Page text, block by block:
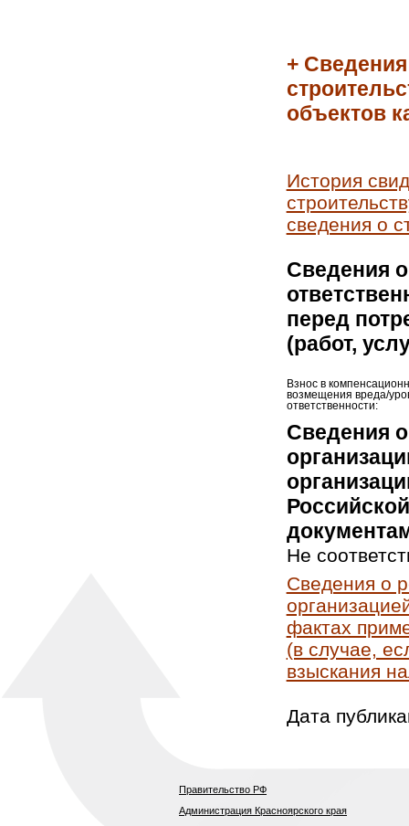
+
объектов
История
сведения о
Сведения
перед
(работ,
Взнос в
возмещения вреда/
ответственности:
Сведения
Не
Сведения о
фактах
(в случае,
взыскания
Дата
Правительство РФ
Администрация Красноярского края